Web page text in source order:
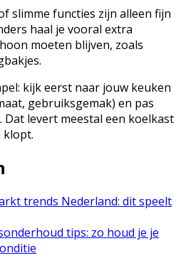
slimme functies zijn alleen fijn
haal je vooral extra
moeten blijven, zoals
kijk eerst naar jouw keuken
gebruiksgemak) en pas
Dat levert meestal een koelkast
klopt.
trends Nederland: dit speelt
tips: zo houd je je